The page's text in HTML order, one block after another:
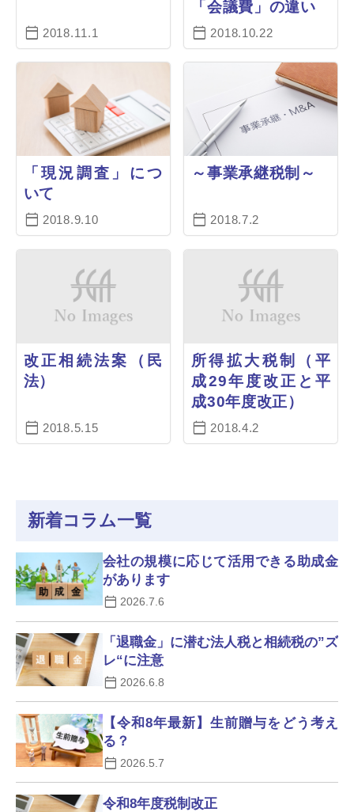
2018.11.1
「会議費」の違い
2018.10.22
「現況調査」につ
いて
2018.9.10
～事業承継税制～
2018.7.2
改正相続法案（民
法）
2018.5.15
所得拡大税制（平
成29年度改正と平
成30年度改正）
2018.4.2
新着コラム一覧
会社の規模に応じて活用できる助成金
があります
2026.7.6
「退職金」に潜む法人税と相続税の”ズ
レ“に注意
2026.6.8
【令和8年最新】生前贈与をどう考え
る？
2026.5.7
令和8年度税制改正